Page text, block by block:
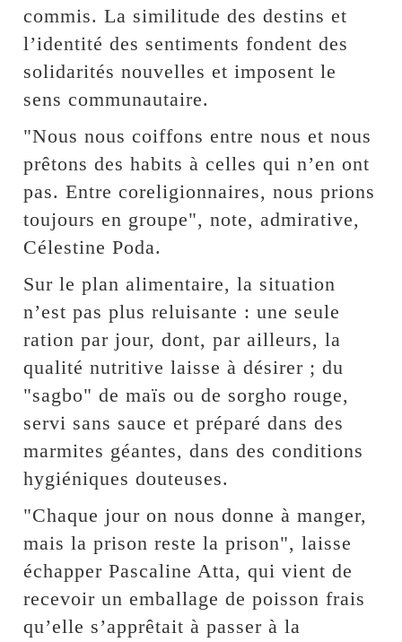
commis. La similitude des destins et
l’identité des sentiments fondent des
solidarités nouvelles et imposent le
sens communautaire.
"Nous nous coiffons entre nous et nous
prêtons des habits à celles qui n’en ont
pas. Entre coreligionnaires, nous prions
toujours en groupe", note, admirative,
Célestine Poda.
Sur le plan alimentaire, la situation
n’est pas plus reluisante : une seule
ration par jour, dont, par ailleurs, la
qualité nutritive laisse à désirer ; du
"sagbo" de maïs ou de sorgho rouge,
servi sans sauce et préparé dans des
marmites géantes, dans des conditions
hygiéniques douteuses.
"Chaque jour on nous donne à manger,
mais la prison reste la prison", laisse
échapper Pascaline Atta, qui vient de
recevoir un emballage de poisson frais
qu’elle s’apprêtait à passer à la